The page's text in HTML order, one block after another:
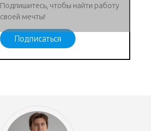
Подпишитесь, чтобы найти работу
своей мечты!
Подписаться